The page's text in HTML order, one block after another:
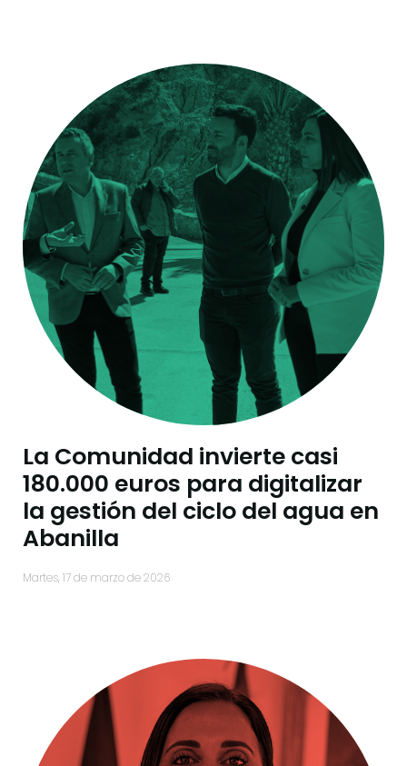
La Comunidad invierte casi
180.000 euros para digitalizar
la gestión del ciclo del agua en
Abanilla
martes, 17 de marzo de 2026